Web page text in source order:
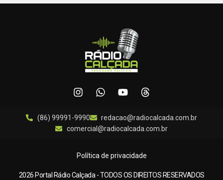
(86) 99991-9990
redacao@radiocalcada.com.br
comercial@radiocalcada.com.br
Política de privacidade
2026 Portal Rádio Calçada - TODOS OS DIREITOS RESERVADOS